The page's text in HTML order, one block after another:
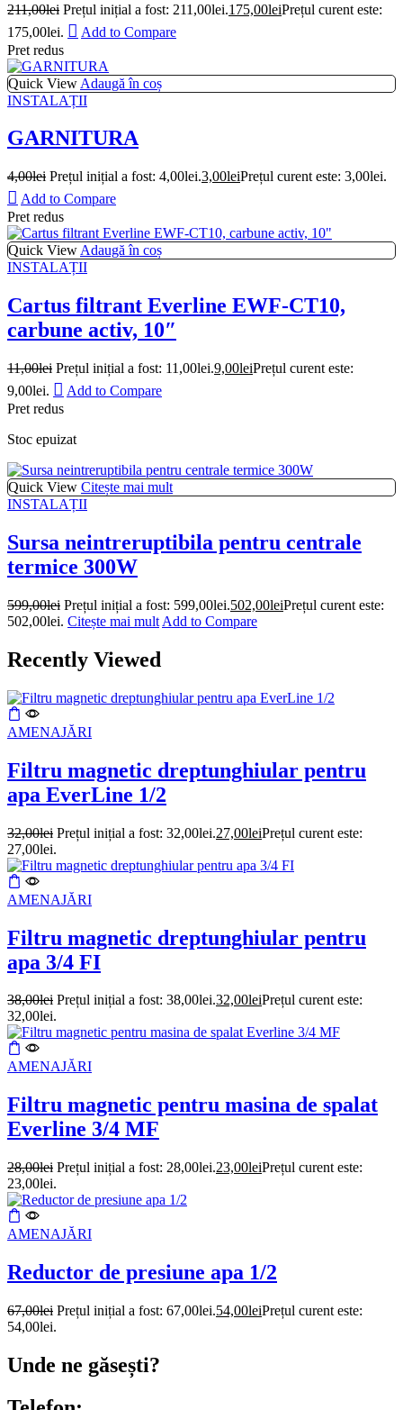
211,00lei Prețul inițial a fost: 211,00lei.175,00leiPrețul curent este:
175,00lei.
Add to Compare
Pret redus
Quick View Adaugă în coș
INSTALAȚII
GARNITURA
4,00lei Prețul inițial a fost: 4,00lei.3,00leiPrețul curent este: 3,00lei.
Add to Compare
Pret redus
Quick View Adaugă în coș
INSTALAȚII
Cartus filtrant Everline EWF-CT10,
carbune activ, 10″
11,00lei Prețul inițial a fost: 11,00lei.9,00leiPrețul curent este:
9,00lei.
Add to Compare
Pret redus
Stoc epuizat
Quick View Citește mai mult
INSTALAȚII
Sursa neintreruptibila pentru centrale
termice 300W
599,00lei Prețul inițial a fost: 599,00lei.502,00leiPrețul curent este:
502,00lei. Citește mai mult Add to Compare
Recently Viewed
AMENAJĂRI
Filtru magnetic dreptunghiular pentru
apa EverLine 1/2
32,00lei Prețul inițial a fost: 32,00lei.27,00leiPrețul curent este:
27,00lei.
AMENAJĂRI
Filtru magnetic dreptunghiular pentru
apa 3/4 FI
38,00lei Prețul inițial a fost: 38,00lei.32,00leiPrețul curent este:
32,00lei.
AMENAJĂRI
Filtru magnetic pentru masina de spalat
Everline 3/4 MF
28,00lei Prețul inițial a fost: 28,00lei.23,00leiPrețul curent este:
23,00lei.
AMENAJĂRI
Reductor de presiune apa 1/2
67,00lei Prețul inițial a fost: 67,00lei.54,00leiPrețul curent este:
54,00lei.
Unde ne găsești?